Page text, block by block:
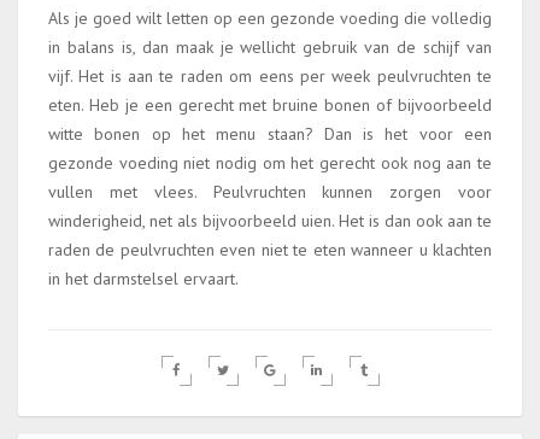
Als je goed wilt letten op een gezonde voeding die volledig
in balans is, dan maak je wellicht gebruik van de schijf van
vijf. Het is aan te raden om eens per week peulvruchten te
eten. Heb je een gerecht met bruine bonen of bijvoorbeeld
witte bonen op het menu staan? Dan is het voor een
gezonde voeding niet nodig om het gerecht ook nog aan te
vullen met vlees. Peulvruchten kunnen zorgen voor
winderigheid, net als bijvoorbeeld uien. Het is dan ook aan te
raden de peulvruchten even niet te eten wanneer u klachten
in het darmstelsel ervaart.